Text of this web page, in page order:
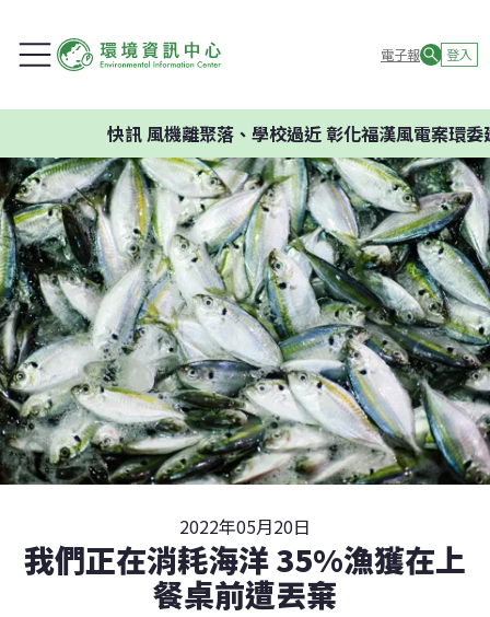
電子報 登入
風機離聚落、學校過近 彰化福漢風電案環委建議不應
2022年05月20日
我們正在消耗海洋 35%漁獲在上
餐桌前遭丟棄